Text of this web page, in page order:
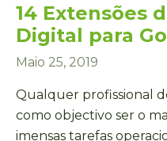
14 Extensões
Digital para
Maio 25, 2019
Qualquer profissional
como objectivo ser o
imensas tarefas